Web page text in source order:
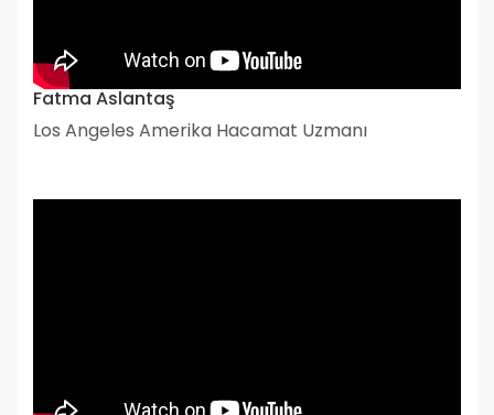
Fatma Aslantaş
Los Angeles Amerika Hacamat Uzmanı